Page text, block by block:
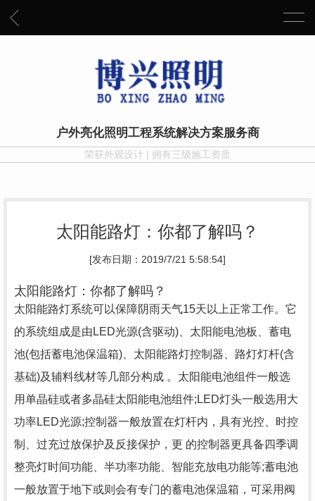
户外亮化照明工程系统解决方案服务商
荣获外观设计 | 拥有三级施工资质
太阳能路灯：你都了解吗？
[发布日期：2019/7/21 5:58:54]
太阳能路灯：你都了解吗？
太阳能路灯系统可以保障阴雨天气15天以上正常工作。它
的系统组成是由LED光源(含驱动)、太阳能电池板、蓄电
池(包括蓄电池保温箱)、太阳能路灯控制器、路灯灯杆(含
基础)及辅料线材等几部分构成 。太阳能电池组件一般选
用单晶硅或者多晶硅太阳能电池组件;LED灯头一般选用大
功率LED光源;控制器一般放置在灯杆内，具有光控、时控
制、过充过放保护及反接保护，更 的控制器更具备四季调
整亮灯时间功能、半功率功能、智能充放电功能等;蓄电池
一般放置于地下或则会有专门的蓄电池保温箱，可采用阀